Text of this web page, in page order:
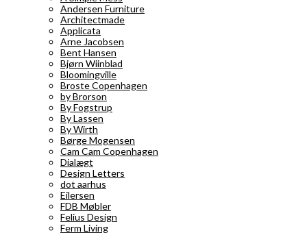
Andersen Furniture
Architectmade
Applicata
Arne Jacobsen
Bent Hansen
Bjørn Wiinblad
Bloomingville
Broste Copenhagen
by Brorson
By Fogstrup
By Lassen
By Wirth
Børge Mogensen
Cam Cam Copenhagen
Dialægt
Design Letters
dot aarhus
Eilersen
FDB Møbler
Felius Design
Ferm Living